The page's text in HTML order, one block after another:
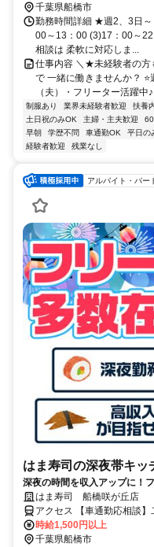
千葉県船橋市
勤務時間詳細 ★週2、3日～
00～13：00 (3)17：00～
相談は 柔軟に対応しま...
仕事内容 ＼★未経験者の
で 一緒に働きませんか？
（夫）・フリーター活躍中
制服あり 業界未経験者歓迎 扶養
土日祝のみOK
主婦・主夫歓迎
早朝
学歴不問 車通勤OK 平日の
経験者歓迎
残業なし
アルバイト・パー
はま寿司の深夜帯キッ
深夜の時間を収入アップに！
境です！
はま寿司 船橋咲が丘店
アクセス 【車通勤応相談
時給1,500円以上
千葉県船橋市